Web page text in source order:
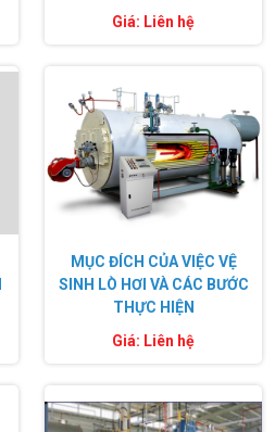
Giá: Liên hệ
MỤC ĐÍCH CỦA VIỆC VỆ
SINH LÒ HƠI VÀ CÁC BƯỚC
THỰC HIỆN
Giá: Liên hệ